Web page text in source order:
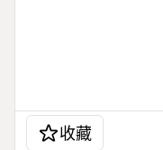
收藏